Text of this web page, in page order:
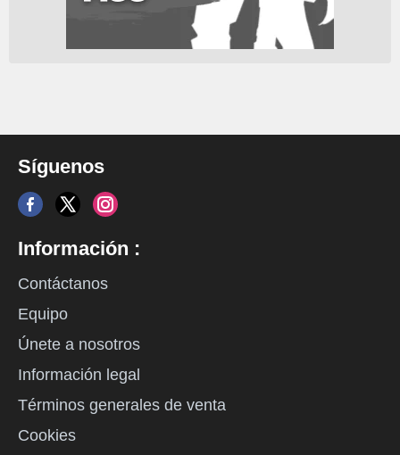
Síguenos
Información :
Contáctanos
Equipo
Únete a nosotros
Información legal
Términos generales de venta
Cookies